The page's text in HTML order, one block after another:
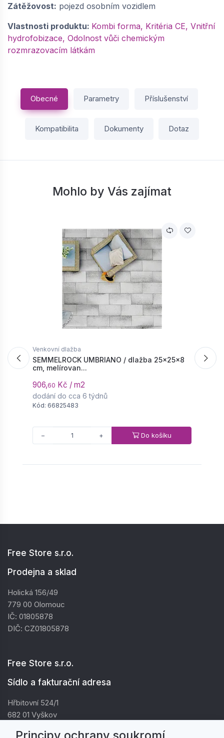
Zátěžovost: pojezd osobním vozidlem
Vlastnosti produktu: Kombi forma, Kritéria CE, Vnitřní
hydrofobizace, Odolnost vůči chemickým
rozmrazovacím látkám
Obecné Parametry Příslušenství
Kompatibilita Dokumenty Dotaz
Mohlo by Vás zajímat
Venkovní dlažba
SEMMELROCK UMBRIANO / dlažba 25x25x8
cm, melírovan...
906,60 Kč / m2
dodání do cca 6 týdnů
Kód: 66825483
− + Do košíku
Free Store s.r.o.
Prodejna a sklad
Holická 156/49
779 00 Olomouc
IČ: 01805878
DIČ: CZ01805878
Free Store s.r.o.
Sídlo a fakturační adresa
Hřbitovní 524/1
682 01 Vyškov